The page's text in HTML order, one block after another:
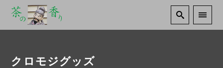
クロモジグッズ